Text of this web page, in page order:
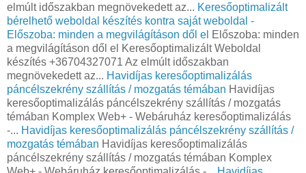
elmúlt időszakban megnövekedett az... Keresőoptimalizált
bérelhető weboldal készítés kontra saját weboldal -
Előszoba: minden a megvilágításon dől el Előszoba: minden
a megvilágításon dől el Keresőoptimalizált Weboldal
készítés +36704327071 Az elmúlt időszakban
megnövekedett az... Havidíjas keresőoptimalizálás
páncélszekrény szállítás / mozgatás témában Havidíjas
keresőoptimalizálás páncélszekrény szállítás / mozgatás
témában Komplex Web+ - Webáruház keresőoptimalizálás
-... Havidíjas keresőoptimalizálás páncélszekrény szállítás /
mozgatás témában Havidíjas keresőoptimalizálás
páncélszekrény szállítás / mozgatás témában Komplex